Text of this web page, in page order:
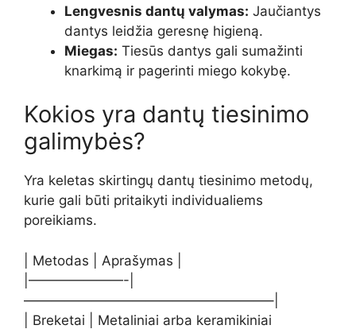
Lengvesnis dantų valymas: Jaučiantys
dantys leidžia geresnę higieną.
Miegas: Tiesūs dantys gali sumažinti
knarkimą ir pagerinti miego kokybę.
Kokios yra dantų tiesinimo
galimybės?
Yra keletas skirtingų dantų tiesinimo metodų,
kurie gali būti pritaikyti individualiems
poreikiams.
| Metodas | Aprašymas |
|———————-|
——————————————————–|
| Breketai | Metaliniai arba keramikiniai